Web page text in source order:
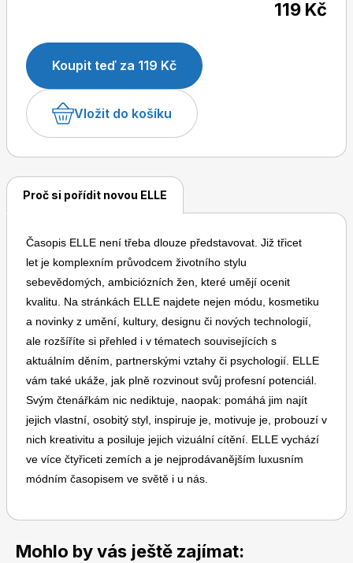
Dětské časopisy
Burda Best of
Burda Kids
Toprecepty.cz
119 Kč
Koupit teď za 119 Kč
Vložit do košíku
Proč si pořídit novou ELLE
Časopis ELLE není třeba dlouze představovat. Již třicet
let je komplexním průvodcem životního stylu
sebevědomých, ambiciózních žen, které umějí ocenit
kvalitu. Na stránkách ELLE najdete nejen módu, kosmetiku
a novinky z umění, kultury, designu či nových technologií,
ale rozšíříte si přehled i v tématech souvisejících s
aktuálním děním, partnerskými vztahy či psychologií. ELLE
vám také ukáže, jak plně rozvinout svůj profesní potenciál.
Svým čtenářkám nic nediktuje, naopak: pomáhá jim najít
jejich vlastní, osobitý styl, inspiruje je, motivuje je, probouzí v
nich kreativitu a posiluje jejich vizuální cítění. ELLE vychází
ve více čtyřiceti zemích a je nejprodávanějším luxusním
módním časopisem ve světě i u nás.
Mohlo by vás ještě zajímat: